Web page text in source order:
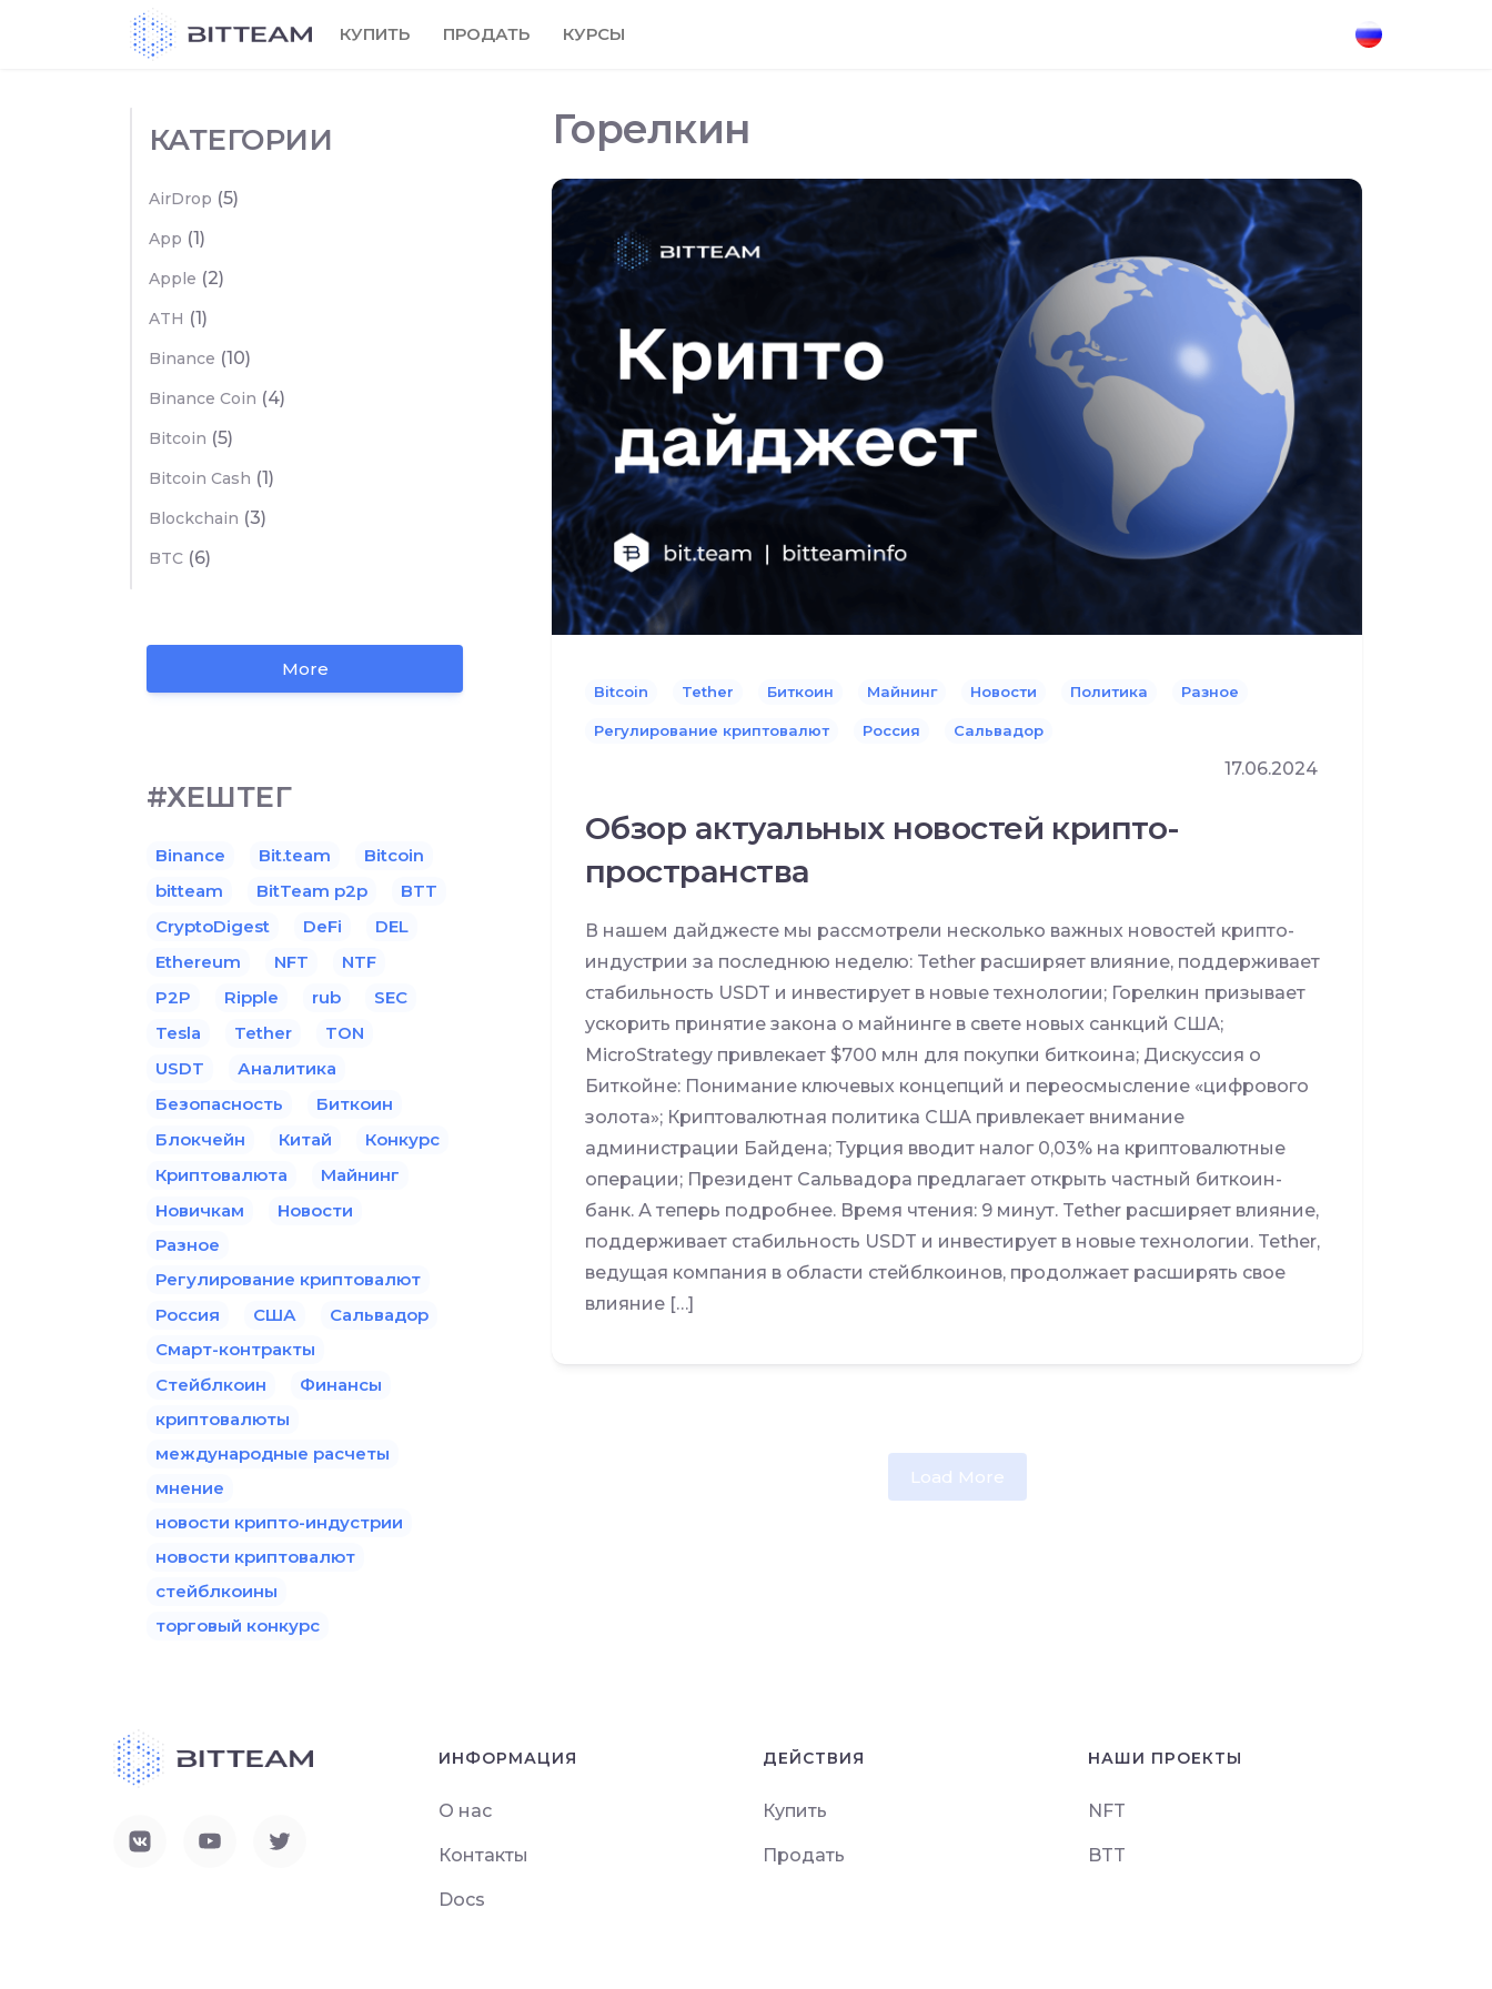
КУПИТЬ ПРОДАТЬ КУРСЫ
Горелкин
Bitcoin Tether Биткоин Майнинг Новости Политика Разное
Регулирование криптовалют Россия Сальвадор
17.06.2024
Обзор актуальных новостей крипто-
пространства
В нашем дайджесте мы рассмотрели несколько важных новостей крипто-
индустрии за последнюю неделю: Tether расширяет влияние, поддерживает
стабильность USDT и инвестирует в новые технологии; Горелкин призывает
ускорить принятие закона о майнинге в свете новых санкций США;
MicroStrategy привлекает $700 млн для покупки биткоина; Дискуссия о
Биткойне: Понимание ключевых концепций и переосмысление «цифрового
золота»; Криптовалютная политика США привлекает внимание
администрации Байдена; Турция вводит налог 0,03% на криптовалютные
операции; Президент Сальвадора предлагает открыть частный биткоин-
банк. А теперь подробнее. Время чтения: 9 минут. Tether расширяет влияние,
поддерживает стабильность USDT и инвестирует в новые технологии. Tether,
ведущая компания в области стейблкоинов, продолжает расширять свое
влияние […]
Load More
КАТЕГОРИИ
AirDrop (5)
App (1)
Apple (2)
ATH (1)
Binance (10)
Binance Coin (4)
Bitcoin (5)
Bitcoin Cash (1)
Blockchain (3)
BTC (6)
More
#ХЕШТЕГ
Binance Bit.team
Bitcoin
bitteam
BitTeam p2p
BTT
CryptoDigest
DeFi
DEL
Ethereum
NFT
NTF
P2P
Ripple rub
SEC
Tesla
Tether
TON
USDT
Аналитика
Безопасность
Биткоин
Блокчейн
Китай
Конкурс
Криптовалюта
Майнинг
Новичкам
Новости
Разное
Регулирование криптовалют
Россия
США
Сальвадор
Смарт-контракты
Стейблкоин
Финансы
криптовалюты
международные расчеты
мнение
новости крипто-индустрии
новости криптовалют
стейблкоины
торговый конкурс
ИНФОРМАЦИЯ
О нас
Контакты
Docs
ДЕЙСТВИЯ
Купить
Продать
НАШИ ПРОЕКТЫ
NFT
BTT